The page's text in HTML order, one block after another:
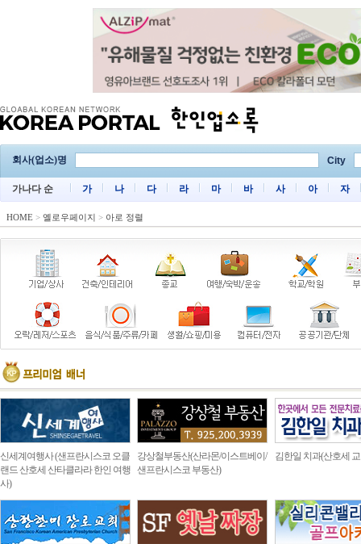
회사(업소)명 City
가나다 순 가 나 다 라 마 바 사 아 자
HOME > 옐로우페이지 > 아로 정렬
신세계여행사 (샌프란시스코 오클
랜드 산호세 산타클라라 한인 여행
사)
강상철부동산(산라몬/이스트베이/
샌프란시스코 부동산)
김한일 치과(산호세